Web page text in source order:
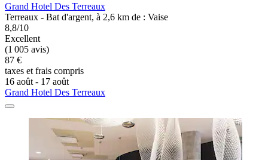
Grand Hotel Des Terreaux
Terreaux - Bat d'argent, à 2,6 km de : Vaise
8,8/10
Excellent
(1 005 avis)
87 €
taxes et frais compris
16 août - 17 août
Grand Hotel Des Terreaux